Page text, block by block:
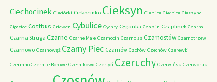
Ciechocinek Cieciórki Ciekocinko Cieksyn Cieplice Cierpice Cieszyno
Cigacice Cottbus Criewen Cybulice Cychry Cyganka Czaplin Czaplinek Czarna
Czarna Struga Czarne Czarne Małe Czarnocin Czarnolas Czarnostów Czarnotrzew
Czarnowo Czarnowąż Czarny Piec Czarnów Czchów Czechów Czerewki
Czermno Czernice Borowe Czernikowo Czertyń Czeruchy Czerwińsk Czerwonak